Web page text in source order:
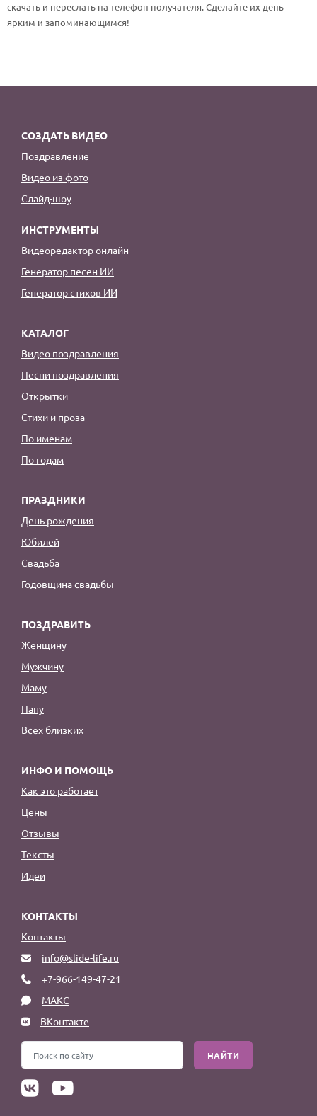
скачать и переслать на телефон получателя. Сделайте их день
ярким и запоминающимся!
СОЗДАТЬ ВИДЕО
Поздравление
Видео из фото
Слайд-шоу
ИНСТРУМЕНТЫ
Видеоредактор онлайн
Генератор песен ИИ
Генератор стихов ИИ
КАТАЛОГ
Видео поздравления
Песни поздравления
Открытки
Стихи и проза
По именам
По годам
ПРАЗДНИКИ
День рождения
Юбилей
Свадьба
Годовщина свадьбы
ПОЗДРАВИТЬ
Женщину
Мужчину
Маму
Папу
Всех близких
ИНФО И ПОМОЩЬ
Как это работает
Цены
Отзывы
Тексты
Идеи
КОНТАКТЫ
Контакты
info@slide-life.ru
+7-966-149-47-21
МАКС
ВКонтакте
НАЙТИ